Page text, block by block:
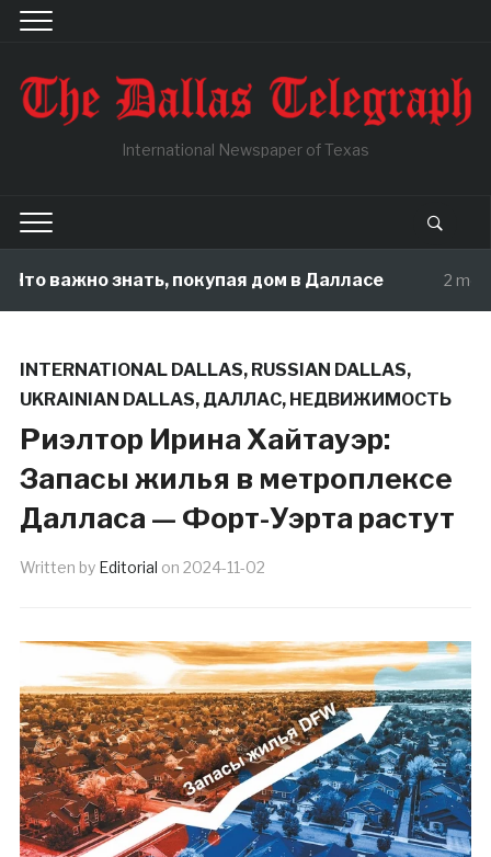
International Newspaper of Texas
знать, покупая дом в Далласе 2 months ago
INTERNATIONAL DALLAS, RUSSIAN DALLAS,
UKRAINIAN DALLAS, ДАЛЛАС, НЕДВИЖИМОСТЬ
Риэлтор Ирина Хайтауэр:
Запасы жилья в метроплексе
Далласа — Форт-Уэрта растут
Written by Editorial on 2024-11-02